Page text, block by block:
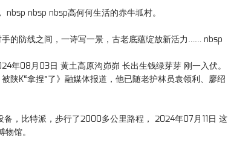
nbsp nbsp高何何生活的赤牛坬村。
的防线之间，一诗写一景，古老底蕴绽放新活力…… nbsp
年08月03日 黄土高原沟峁峁 长出生钱绿芽芽 刚一入伏。
陕K“拿捏”了》融媒体报道，他已随老护林员袁领利、廖绍
，比特派，步行了2000多公里路程， 2024年07月11日 这
物馆。